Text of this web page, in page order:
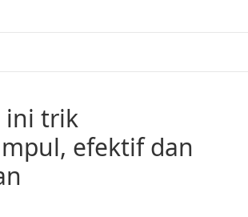
ini trik
efektif dan